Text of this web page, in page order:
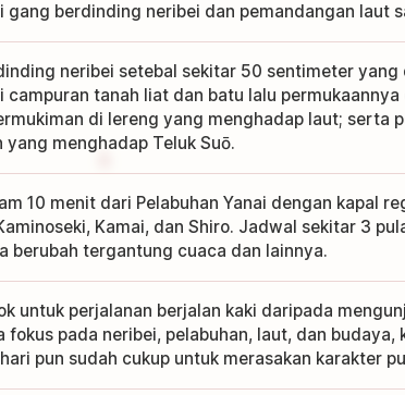
gang berdinding neribei dan pemandangan laut
neribei setebal sekitar 50 sentimeter yang
campuran tanah liat dan batu lalu
di lereng yang menghadap laut; serta
yang menghadap Teluk Suō.
10 menit dari Pelabuhan Yanai dengan kapal
Kamai, dan Shiro. Jadwal sekitar 3
berubah tergantung cuaca dan lainnya.
untuk perjalanan berjalan kaki daripada
fokus pada neribei, pelabuhan, laut, dan budaya,
pun sudah cukup untuk merasakan karakter